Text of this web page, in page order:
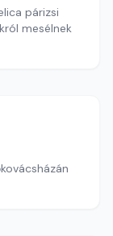
párizsi
mesélnek